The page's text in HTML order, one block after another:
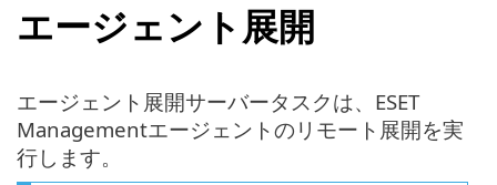
エージェント展開
エージェント展開サーバータスクは、ESET
Managementエージェントのリモート展開を実
行します。